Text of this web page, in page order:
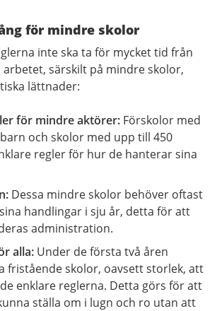
för mindre skolor
inte ska ta för mycket tid från
arbetet, särskilt på mindre skolor,
lättnader:
för mindre aktörer: Förskolor med
och skolor med upp till 450
regler för hur de hanterar sina
Dessa mindre skolor behöver oftast
handlingar i sju år, detta för att
administration.
alla: Under de första två åren
fristående skolor, oavsett storlek, att
enklare reglerna. Detta görs för att
ställa om i lugn och ro utan att